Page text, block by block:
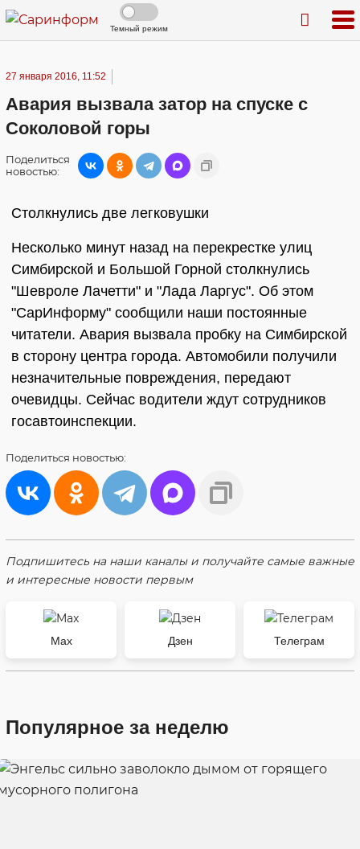
Темный режим
27 января 2016, 11:52
Авария вызвала затор на спуске с
Соколовой горы
Поделиться
новостью:
Столкнулись две легковушки
Несколько минут назад на перекрестке улиц
Симбирской и Большой Горной столкнулись
"Шевроле Лачетти" и "Лада Ларгус". Об этом
"СарИнформу" сообщили наши постоянные
читатели. Авария вызвала пробку на Симбирской
в сторону центра города. Автомобили получили
незначительные повреждения, передают
очевидцы. Сейчас водители ждут сотрудников
госавтоинспекции.
Поделиться новостью:
Подпишитесь на наши каналы и получайте самые важные
и интересные новости первым
Max Дзен Телеграм
Популярное за неделю